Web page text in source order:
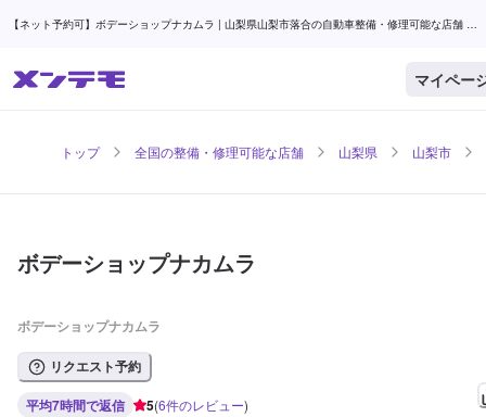
【ネット予約可】ボデーショップナカムラ | 山梨県山梨市落合の自動車整備・修理可能な店舗 |
マイペー
トップ 全国の整備・修理可能な店舗 山梨県 山梨市
ボデーショップナカムラ
ボデーショップナカムラ
リクエスト予約
平均7時間で返信 5(6件のレビュー)